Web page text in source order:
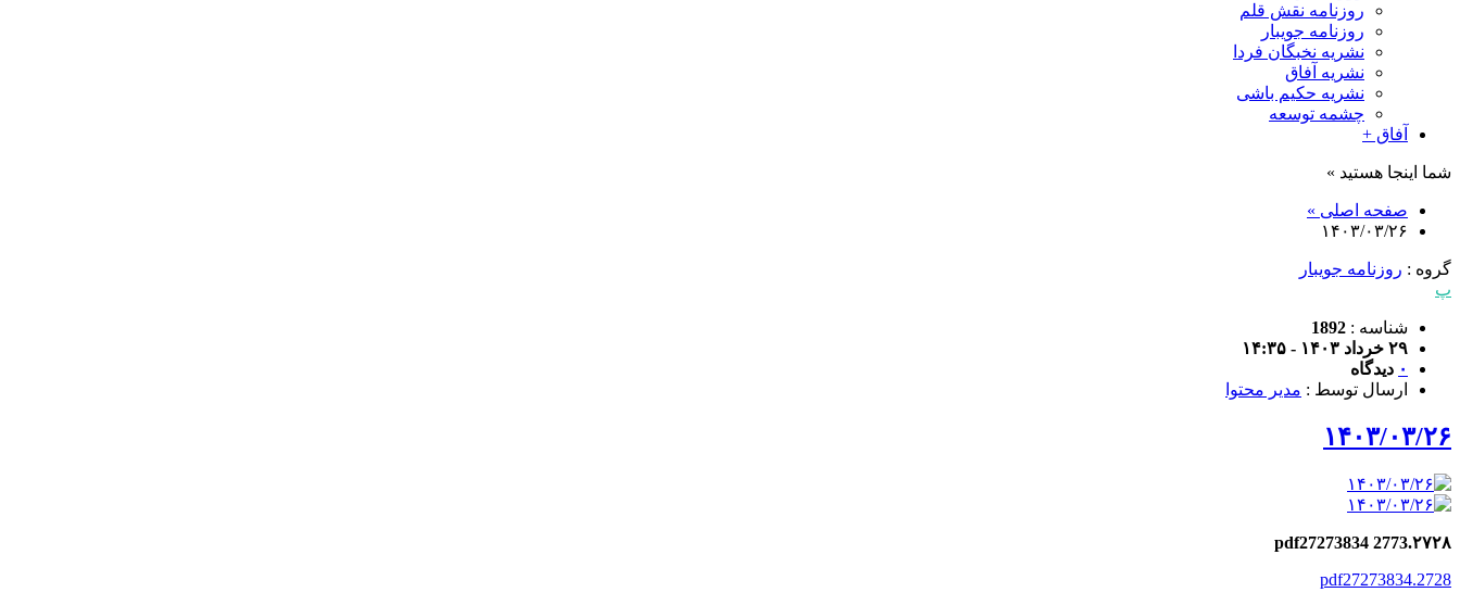
روزنامه نقش قلم
روزنامه جویبار
نشریه نخبگان فردا
نشریه آفاق
نشریه حکیم باشی
چشمه توسعه
آفاق +
شما اینجا هستید »
صفحه اصلی »
۱۴۰۳/۰۳/۲۶
گروه : روزنامه جویبار
پ
شناسه : 1892
۲۹ خرداد ۱۴۰۳ - ۱۴:۳۵
۰ دیدگاه
ارسال توسط : مدیر محتوا
۱۴۰۳/۰۳/۲۶
۲۷۲۸.pdf27273834 2773
2728.pd
f27273834